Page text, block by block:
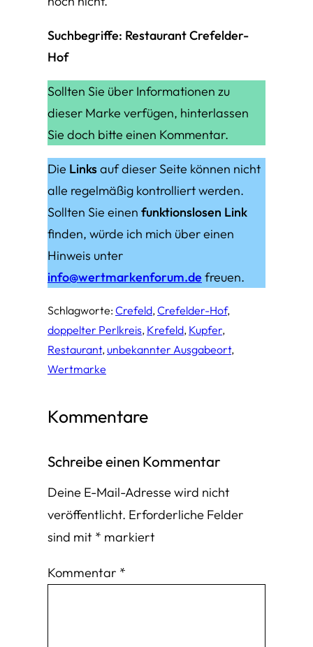
Suchbegriffe: Restaurant Crefelder-
Hof
Sollten Sie über Informationen zu
dieser Marke verfügen, hinterlassen
Sie doch bitte einen Kommentar.
Die Linksauf dieser Seite können nicht
alle regelmäßig kontrolliert werden.
Sollten Sie einen funktionslosen Link
finden, würde ich mich über einen
Hinweis unter
info@wertmarkenforum.de freuen.
Schlagworte: Crefeld, Crefelder-Hof
doppelter Perlkreis, Krefeld, Kupfer
Restaurant, unbekannter Ausgabeort
Wertmarke
Kommentare
Schreibe einen Kommentar
Deine E-Mail-Adresse wird nicht
veröffentlicht. Erforderliche Felder
sind mit * markiert
Kommentar *